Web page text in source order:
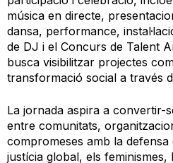
música en directe,
dansa, performance,
de DJ i el Concurs de Talent
busca visibilitzar projectes
transformació social a través
La jornada aspira a convertir-
entre comunitats,
compromeses amb la
justícia global, els feminismes,